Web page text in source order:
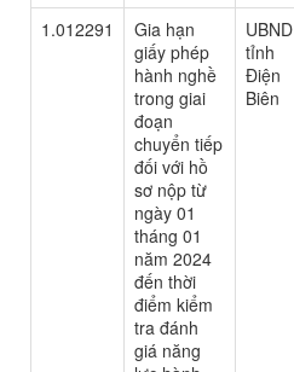
1.012291
Gia hạn
giấy phép
hành nghề
trong giai
đoạn
chuyển tiếp
đối với hồ
sơ nộp từ
ngày 01
tháng 01
năm 2024
đến thời
điểm kiểm
tra đánh
giá năng
UBND
tỉnh
Điện
Biên